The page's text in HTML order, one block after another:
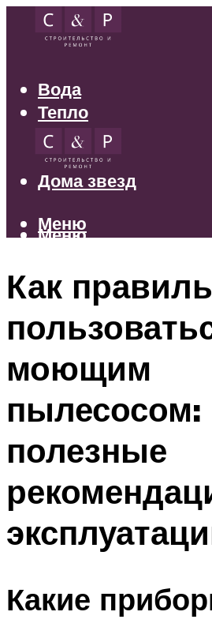
Вода
Тепло
Электрика
Свет
Дома звезд
Меню
Меню
Как
моющим
пылесосом:
полезные
Какие